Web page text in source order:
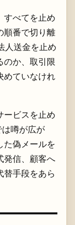
すべてを止め
順番で切り離
人送金を止め
のか、取引限
めていなけれ
ービスを止め
噂が広が
た偽メールを
発信、顧客へ
替手段をあら